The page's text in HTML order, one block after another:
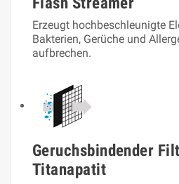
Erzeugt hochbeschleunigte
Bakterien, Gerüche und
aufbrechen.
Geruchsbindender
Titanapatit